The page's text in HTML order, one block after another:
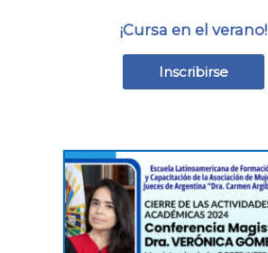
¡Cursa en el verano!
Inscribirse
producto
Este
producto
tiene
múltiples
variantes.